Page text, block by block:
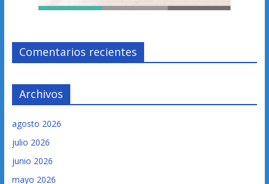
Comentarios recientes
Archivos
agosto 2026
julio 2026
junio 2026
mayo 2026